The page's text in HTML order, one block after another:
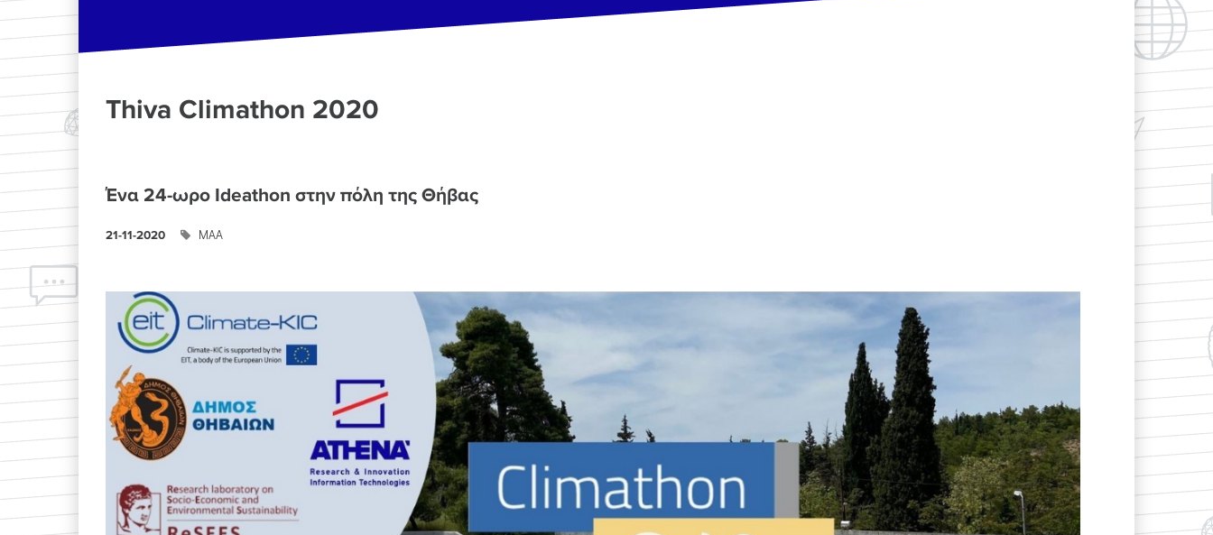
Thiva Climathon 2020
Ένα 24-ωρο Ideathon στην πόλη της Θήβας
21-11-2020 ΜΑΑ